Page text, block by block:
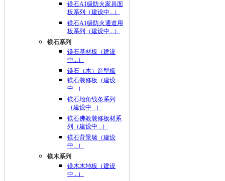
镁石A1级防火家具面
板系列（建设中...）
镁石A1级防火通道用
板系列（建设中...）
镁石系列
镁石基材板（建设
中...）
镁石（木）造型板
镁石装修板（建设
中...）
镁石地角线条系列
（建设中...）
镁石佛教装修板材系
列（建设中...）
镁石背景墙（建设
中...）
镁木系列
镁木木地板（建设
中...）